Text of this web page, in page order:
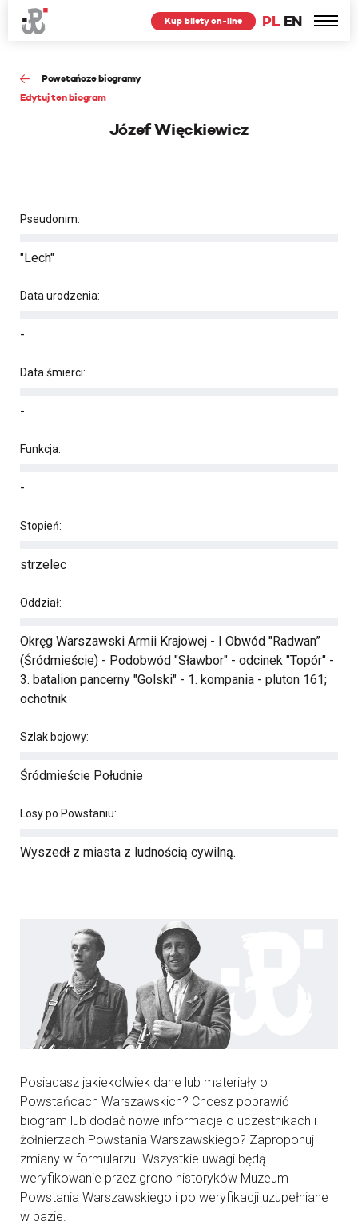
PL EN
Kup bilety on-line
Powstańcze biogramy
Edytuj ten biogram
Józef Więckiewicz
Pseudonim:
"Lech"
Data urodzenia:
-
Data śmierci:
-
Funkcja:
-
Stopień:
strzelec
Oddział:
Okręg Warszawski Armii Krajowej - I Obwód "Radwan”
(Śródmieście) - Podobwód "Sławbor" - odcinek "Topór" -
3. batalion pancerny "Golski" - 1. kompania - pluton 161;
ochotnik
Szlak bojowy:
Śródmieście Południe
Losy po Powstaniu:
Wyszedł z miasta z ludnością cywilną.
Posiadasz jakiekolwiek dane lub materiały o
Powstańcach Warszawskich? Chcesz poprawić
biogram lub dodać nowe informacje o uczestnikach i
żołnierzach Powstania Warszawskiego? Zaproponuj
zmiany w formularzu. Wszystkie uwagi będą
weryfikowanie przez grono historyków Muzeum
Powstania Warszawskiego i po weryfikacji uzupełniane
w bazie.